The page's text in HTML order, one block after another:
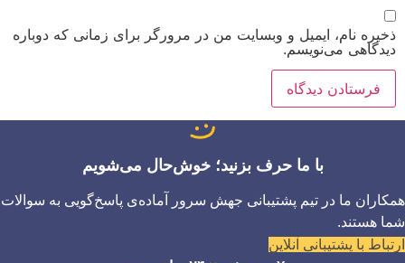
ذخیره نام، ایمیل و وبسایت من در مرورگر برای زمانی که دوباره
دیدگاهی می‌نویسم.
با ما حرف بزنید؛ خوش‌حال می‌شویم
همکاران ما در تیم پشتیبانی جهش سرور آماده‌ی پاسخ‌گویی به سوالات
شما هستند.
ارتباط با پشتیبانی آنلاین